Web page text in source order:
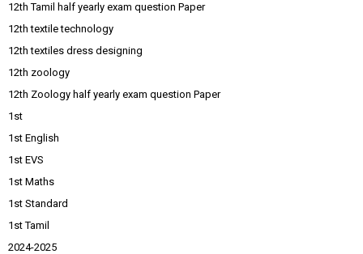
12th Tamil half yearly exam question Paper
12th textile technology
12th textiles dress designing
12th zoology
12th Zoology half yearly exam question Paper
1st
1st English
1st EVS
1st Maths
1st Standard
1st Tamil
2024-2025